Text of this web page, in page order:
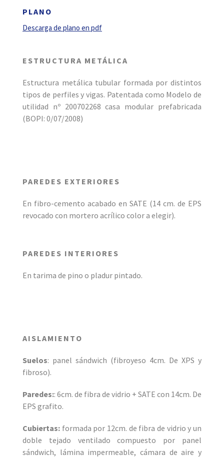
PLANO
Descarga de plano en pdf
ESTRUCTURA METÁLICA
Estructura metálica tubular formada por distintos
tipos de perfiles y vigas. Patentada como Modelo de
utilidad nº 200702268 casa modular prefabricada
(BOPI: 0/07/2008)
PAREDES EXTERIORES
En fibro-cemento acabado en SATE (14 cm. de EPS
revocado con mortero acrílico color a elegir).
PAREDES INTERIORES
En tarima de pino o pladur pintado.
AISLAMIENTO
Suelos: panel sándwich (fibroyeso 4cm. De XPS y
fibroso).
Paredes:: 6cm. de fibra de vidrio + SATE con 14cm. De
EPS grafito.­
Cubiertas: formada por 12cm. de fibra de vidrio y un
doble tejado ventilado compuesto por panel
sándwich, lámina impermeable, cámara de aire y